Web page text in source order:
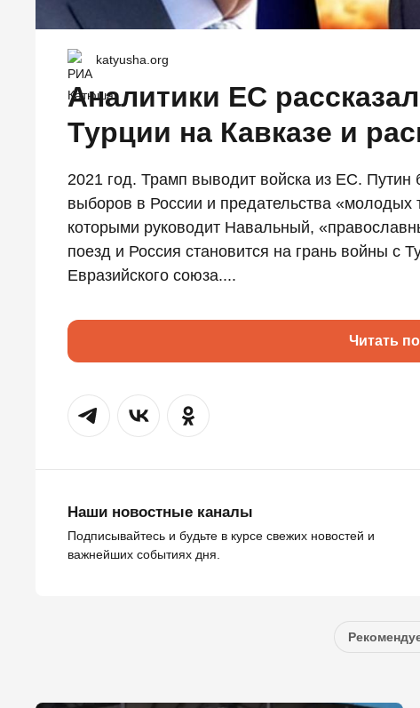
katyusha.org
Аналитики ЕС
Турции на Кавказе и
2021 год. Трамп выводит войска из ЕС.
выборов в России и предательства «молодых
которыми руководит Навальный,
поезд и Россия становится на грань войны с
Евразийского союза....
Читать
Наши новостные каналы
Подписывайтесь и будьте в курсе свежих новостей и
важнейших событиях дня.